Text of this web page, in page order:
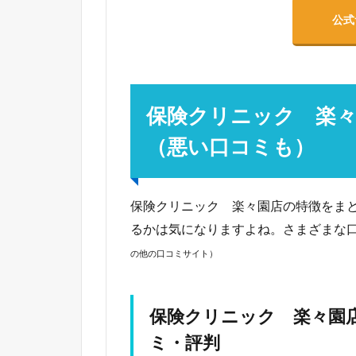
公
保険クリニック 楽
（悪い口コミも）
保険クリニック 楽々園店の特徴をま
るかは気になりますよね。さまざまな
の他の口コミサイト）
保険クリニック 楽々園
ミ・評判